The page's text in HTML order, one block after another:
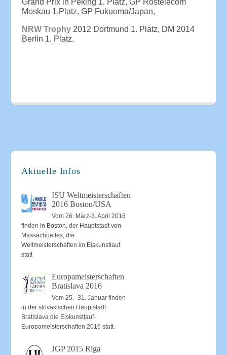
Grand Prix in Peking 1. Platz, GP Rostelecom
Moskau 1.Platz, GP Fukuoma/Japan,
NRW Trophy2012 Dortmund 1. Platz, DM 2014
Berlin 1. Platz,
Aktuelle Infos
ISU Weltmeisterschaften
2016 Boston/USA
Vom 26. März-3. April 2016
finden in Boston, der Hauptstadt von
Massachuettes, die
Weltmeisterschaften im Eiskunstlauf
statt
Europameisterschaften
Bratislava 2016
Vom 25. -31. Januar finden
in der slovakischen Hauptstadt
Bratislava die Eiskunstlauf-
Europameisterschaften 2016 statt.
JGP 2015 Riga